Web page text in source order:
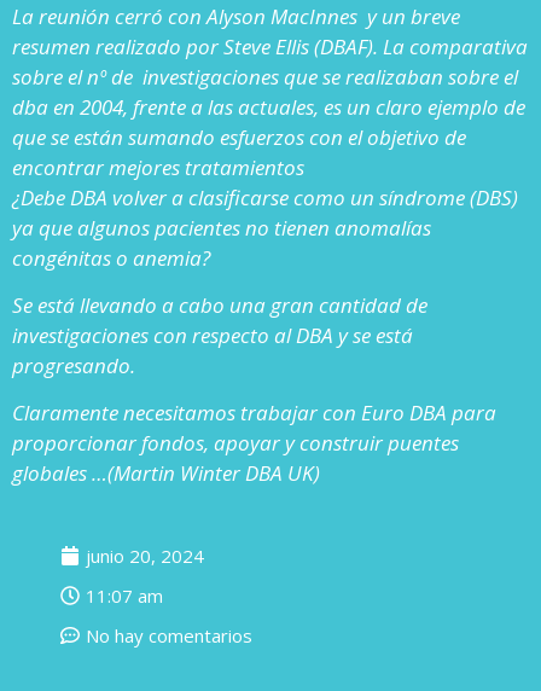
La reunión cerró con Alyson MacInnes y un breve
resumen realizado por Steve Ellis (DBAF). La comparativa
sobre el nº de investigaciones que se realizaban sobre el
dba en 2004, frente a las actuales, es un claro ejemplo de
que se están sumando esfuerzos con el objetivo de
encontrar mejores tratamientos
¿Debe DBA volver a clasificarse como un síndrome (DBS)
ya que algunos pacientes no tienen anomalías
congénitas o anemia?
Se está llevando a cabo una gran cantidad de
investigaciones con respecto al DBA y se está
progresando.
Claramente necesitamos trabajar con Euro DBA para
proporcionar fondos, apoyar y construir puentes
globales …(Martin Winter DBA UK)
junio 20, 2024
11:07 am
No hay comentarios